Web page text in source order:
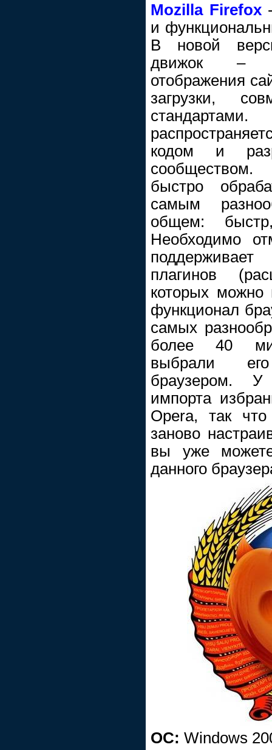
Mozilla Firefox-
и
В новой
движок –
отображения
загрузки,
кодом и
быстро
самым
общем:
Необходимо
плагинов
которых можно
функционал
самых
более 40
выбрали
браузером.
импорта
Opera, так
заново
вы уже
данного
ОС: Windows